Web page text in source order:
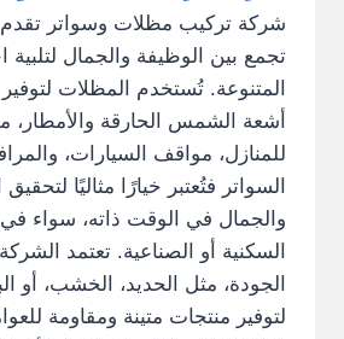
شركة تركيب مظلات وسواتر تقدم
تجمع بين الوظيفة والجمال لتلبية
المتنوعة. تُستخدم المظلات
أشعة الشمس الحارقة والأمطار،
للمنازل، مواقف السيارات،
السواتر فتُعتبر خيارًا مثاليًا
والجمال في الوقت ذاته، سواء
السكنية أو الصناعية. تعتمد
الجودة، مثل الحديد، الخشب، أو
لتوفير منتجات متينة ومقاومة